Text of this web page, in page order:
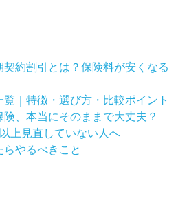
契約割引とは？保険料が安くなる
覧｜特徴・選び方・比較ポイント
、本当にそのままで大丈夫？
上見直していない人へ
やるべきこと